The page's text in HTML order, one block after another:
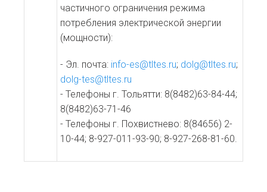
частичного ограничения режима
потребления электрической энергии
(мощности):
- Эл. почта: info-es@tltes.ru; dolg@tltes.ru;
dolg-tes@tltes.ru
- Телефоны г. Тольятти: 8(8482)63-84-44;
8(8482)63-71-46
- Телефоны г. Похвистнево: 8(84656) 2-
10-44; 8-927-011-93-90; 8-927-268-81-60.